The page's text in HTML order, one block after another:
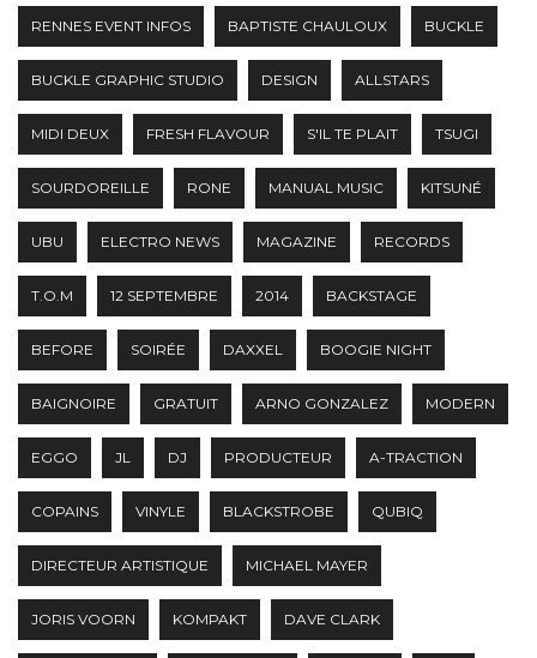
RENNES EVENT INFOS BAPTISTE CHAULOUX BUCKLE
BUCKLE GRAPHIC STUDIO DESIGN ALLSTARS
MIDI DEUX FRESH FLAVOUR S'IL TE PLAIT TSUGI
SOURDOREILLE RONE MANUAL MUSIC KITSUNÉ
UBU ELECTRO NEWS MAGAZINE RECORDS
T.O.M 12 SEPTEMBRE 2014 BACKSTAGE
BEFORE SOIRÉE DAXXEL BOOGIE NIGHT
BAIGNOIRE GRATUIT ARNO GONZALEZ MODERN
EGGO JL DJ PRODUCTEUR A-TRACTION
COPAINS VINYLE BLACKSTROBE QUBIQ
DIRECTEUR ARTISTIQUE MICHAEL MAYER
JORIS VOORN KOMPAKT DAVE CLARK